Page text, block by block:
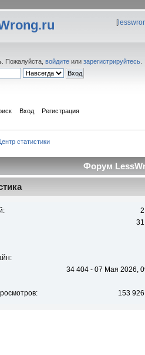
[
. Пожалуйста, войдите или зарегистрируйтесь
Вход Регистрация
статистики
Форум
34 404 - 07 Мая 2026,
153